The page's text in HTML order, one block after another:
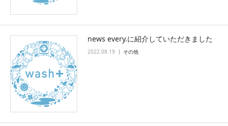
news every.に紹介していただきました
2022.08.19 その他